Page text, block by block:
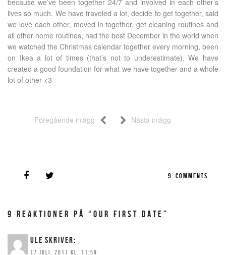
lives so much. We have traveled a lot, decide to get together, said
we love each other, moved in together, get cleaning routines and
all other home routines, had the best December in the world when
we watched the Christmas calendar together every morning, been
on Ikea a lot of times (that’s not to underestimate). We have
created a good foundation for what we have together and a whole
lot of other <3
Föregående inlägg Nästa inlägg
9 COMMENTS
9 REAKTIONER PÅ “OUR FIRST DATE”
ULE SKRIVER:
17 JULI, 2017 KL. 11:59